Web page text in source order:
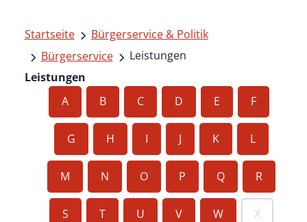
Startseite
Bürgerservice & Politik
Bürgerservice
Leistungen
Leistungen
A
B C D E F
G H I J K L
M N O P Q R
S T U V W X